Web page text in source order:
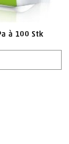
à 100 Stk